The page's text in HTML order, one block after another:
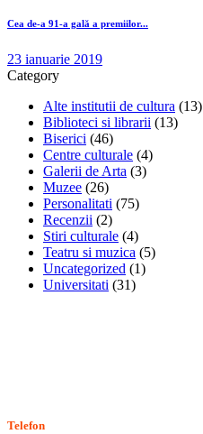
Cea de-a 91-a gală a premiilor...
23 ianuarie 2019
Category
Alte institutii de cultura (13)
Biblioteci si librarii (13)
Biserici (46)
Centre culturale (4)
Galerii de Arta (3)
Muzee (26)
Personalitati (75)
Recenzii (2)
Stiri culturale (4)
Teatru si muzica (5)
Uncategorized (1)
Universitati (31)
Telefon